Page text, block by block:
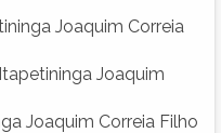
Joaquim Correia
Joaquim
Joaquim Correia Filho